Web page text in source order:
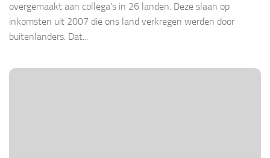
overgemaakt aan collega’s in 26 landen. Deze slaan op
inkomsten uit 2007 die ons land verkregen werden door
buitenlanders. Dat...